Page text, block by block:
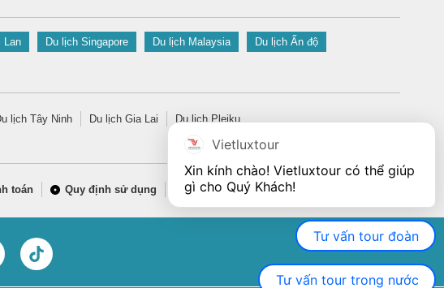
Lan Du lịch Singapore Du lịch Malaysia Du lịch Ấn độ
lịch Tây Ninh Du lịch Gia Lai Du lịch Pleiku
toán Quy định sử dụng Quy định bảo mật thông tin
Vietluxtour
Xin kính chào! Vietluxtour có thể giúp
gì cho Quý Khách!
Tư vấn tour đoàn
Tư vấn tour trong nước